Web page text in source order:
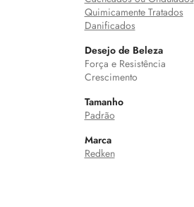
Quimicamente Tratados
Danificados
Desejo de Beleza
Força e Resistência
Crescimento
Tamanho
Padrão
Marca
Redken